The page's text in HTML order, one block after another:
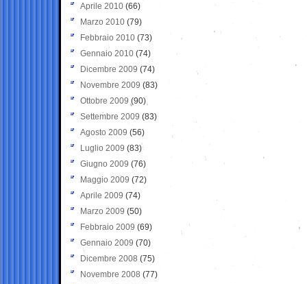
Aprile 2010 (66)
Marzo 2010 (79)
Febbraio 2010 (73)
Gennaio 2010 (74)
Dicembre 2009 (74)
Novembre 2009 (83)
Ottobre 2009 (90)
Settembre 2009 (83)
Agosto 2009 (56)
Luglio 2009 (83)
Giugno 2009 (76)
Maggio 2009 (72)
Aprile 2009 (74)
Marzo 2009 (50)
Febbraio 2009 (69)
Gennaio 2009 (70)
Dicembre 2008 (75)
Novembre 2008 (77)